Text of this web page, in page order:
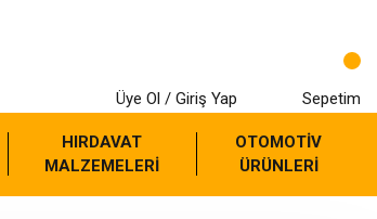
Üye Ol / Giriş Yap Sepetim
HIRDAVAT
MALZEMELERİ
OTOMOTİV
ÜRÜNLERİ